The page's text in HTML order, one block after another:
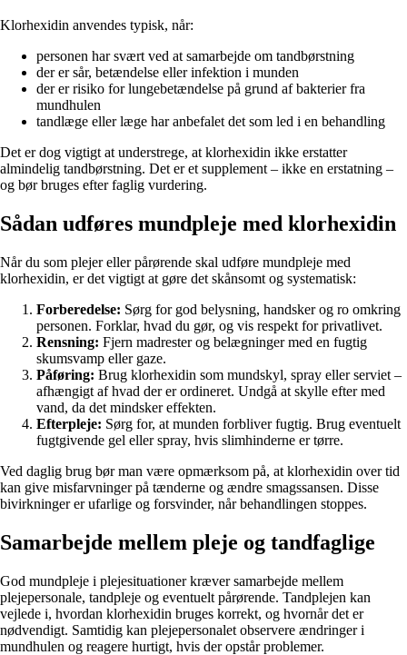
Klorhexidin anvendes typisk, når:
personen har svært ved at samarbejde om tandbørstning
der er sår, betændelse eller infektion i munden
der er risiko for lungebetændelse på grund af bakterier fra
mundhulen
tandlæge eller læge har anbefalet det som led i en behandling
Det er dog vigtigt at understrege, at klorhexidin ikke erstatter
almindelig tandbørstning. Det er et supplement – ikke en erstatning –
og bør bruges efter faglig vurdering.
Sådan udføres mundpleje med klorhexidin
Når du som plejer eller pårørende skal udføre mundpleje med
klorhexidin, er det vigtigt at gøre det skånsomt og systematisk:
Forberedelse: Sørg for god belysning, handsker og ro omkring
personen. Forklar, hvad du gør, og vis respekt for privatlivet.
Rensning: Fjern madrester og belægninger med en fugtig
skumsvamp eller gaze.
Påføring: Brug klorhexidin som mundskyl, spray eller serviet –
afhængigt af hvad der er ordineret. Undgå at skylle efter med
vand, da det mindsker effekten.
Efterpleje: Sørg for, at munden forbliver fugtig. Brug eventuelt
fugtgivende gel eller spray, hvis slimhinderne er tørre.
Ved daglig brug bør man være opmærksom på, at klorhexidin over tid
kan give misfarvninger på tænderne og ændre smagssansen. Disse
bivirkninger er ufarlige og forsvinder, når behandlingen stoppes.
Samarbejde mellem pleje og tandfaglige
God mundpleje i plejesituationer kræver samarbejde mellem
plejepersonale, tandpleje og eventuelt pårørende. Tandplejen kan
vejlede i, hvordan klorhexidin bruges korrekt, og hvornår det er
nødvendigt. Samtidig kan plejepersonalet observere ændringer i
mundhulen og reagere hurtigt, hvis der opstår problemer.